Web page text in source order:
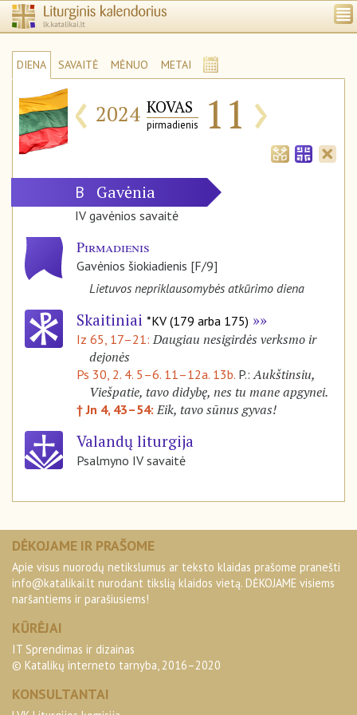
DIENA SAVAITĖ MĖNUO METAI
‹ 2024 KOVAS
pirmadienis 11 ›
B Gavėnia
IV gavėnios savaitė
Pirmadienis
Gavėnios šiokiadienis [F/9]
Lietuvos nepriklausomybės atkūrimo diena
Skaitiniai *KV (179 arba 175)
Iz 65, 17–21:Daugiau nesigirdės verksmo ir
dejonės
Ps 30, 2. 4. 5–6. 11–12a. 13b. P.:Aukštinsiu,
Viešpatie, tavo didybę, nes tu mane apgynei.
† Jn 4, 43–54:Eik, tavo sūnus gyvas!
Valandų liturgija
Psalmyno IV savaitė
DĖKOJAME IR PRAŠOME
Apie visus nuorodų netikslumus ar teksto klaidas prašome pranešti
info@katalikai.lt nurodant tikslią klaidos vietą. DĖKOJAME visiems
naršantiems ir parašiusiems!
KŪRĖJAI
IT Sprendimas ir dizainas
© Katalikų interneto tarnyba, 2016–2020
KONSULTANTAI